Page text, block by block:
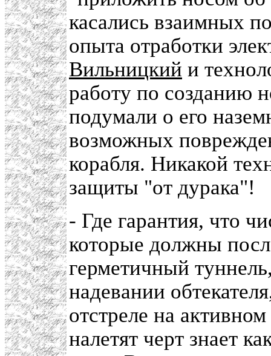
касались взаимных
опыта отработки
Вильницкий и
работу по созданию
подумали о его
возможных
корабля. Никакой
защиты "от дурака"!
- Где гарантия, что
которые должны
герметичный
надевании
отстреле на
налетят черт знает